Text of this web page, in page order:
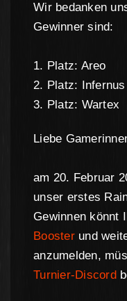
Wir bedanken
Gewinner sind:
1. Platz: Areo
2. Platz: Infernus
3. Platz: Wartex
Liebe
am 20. Februar
unser erstes
Gewinnen könnt
Boosterund
anzumelden,
Turnier-Discord